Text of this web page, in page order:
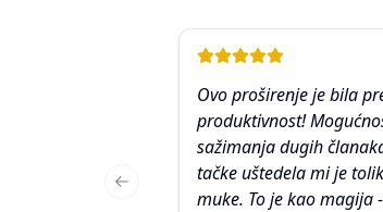
Ovo proširenje je bila
produktivnost!
sažimanja dugih
tačke uštedela mi je
muke. To je kao magija
Previous slide